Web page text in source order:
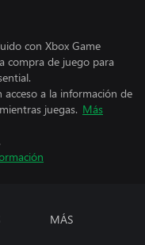
con Xbox Game
compra de juego para
a la información de
juegas. Más
MÁS